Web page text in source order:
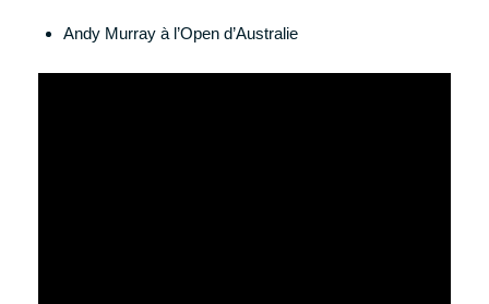
Andy Murray à l’Open d’Australie